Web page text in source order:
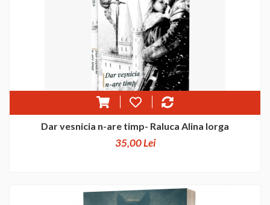
Dar vesnicia n-are timp- Raluca Alina Iorga
35,00 Lei